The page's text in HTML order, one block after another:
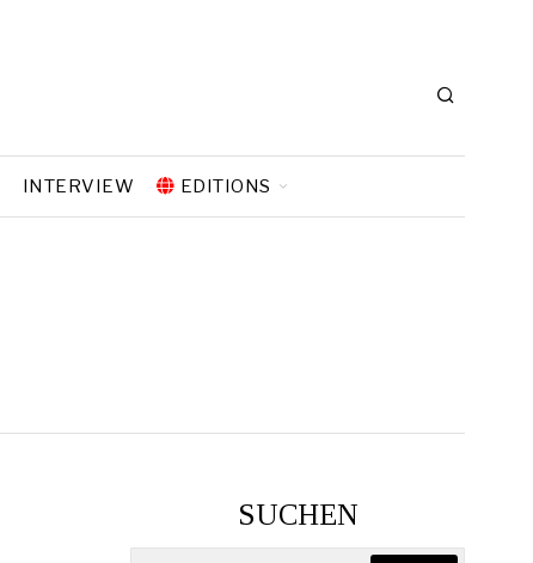
INTERVIEW EDITIONS
SUCHEN